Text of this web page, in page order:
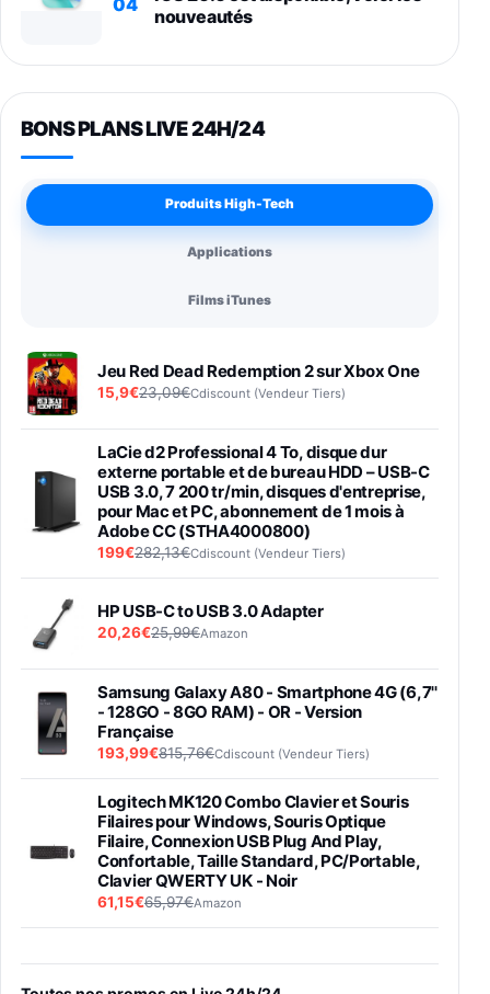
04
nouveautés
BONS PLANS LIVE 24H/24
Produits High-Tech
Applications
Films iTunes
Jeu Red Dead Redemption 2 sur Xbox One
15,9€23,09€Cdiscount (Vendeur Tiers)
LaCie d2 Professional 4 To, disque dur
externe portable et de bureau HDD – USB-C
USB 3.0, 7 200 tr/min, disques d'entreprise,
pour Mac et PC, abonnement de 1 mois à
Adobe CC (STHA4000800)
199€282,13€Cdiscount (Vendeur Tiers)
HP USB-C to USB 3.0 Adapter
20,26€25,99€Amazon
Samsung Galaxy A80 - Smartphone 4G (6,7''
- 128GO - 8GO RAM) - OR - Version
Française
193,99€815,76€Cdiscount (Vendeur Tiers)
Logitech MK120 Combo Clavier et Souris
Filaires pour Windows, Souris Optique
Filaire, Connexion USB Plug And Play,
Confortable, Taille Standard, PC/Portable,
Clavier QWERTY UK - Noir
61,15€65,97€Amazon
entraénement direct 3 vitesses (33-45-78
trs/min) avec pre-ampli intégré et port USB